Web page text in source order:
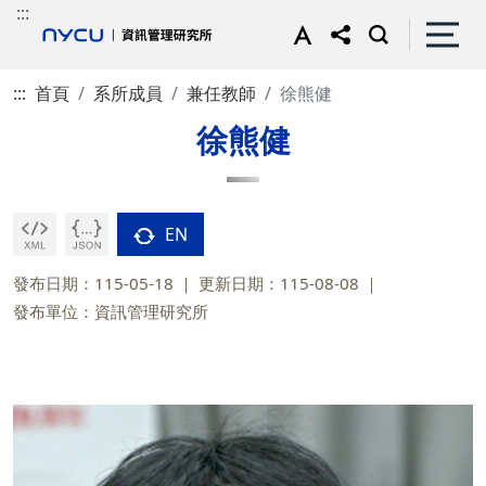
:::
::: 首頁 系所成員 兼任教師 徐熊健
徐熊健
EN
發布日期：115-05-18
更新日期：115-08-08
發布單位：資訊管理研究所